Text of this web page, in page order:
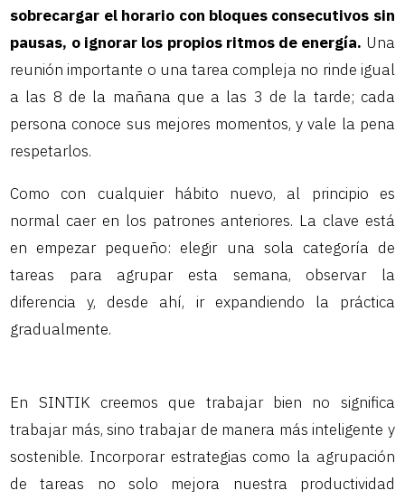
sobrecargar el horario con bloques consecutivos sin
pausas, o ignorar los propios ritmos de energía. Una
reunión importante o una tarea compleja no rinde igual
a las 8 de la mañana que a las 3 de la tarde; cada
persona conoce sus mejores momentos, y vale la pena
respetarlos.
Como con cualquier hábito nuevo, al principio es
normal caer en los patrones anteriores. La clave está
en empezar pequeño: elegir una sola categoría de
tareas para agrupar esta semana, observar la
diferencia y, desde ahí, ir expandiendo la práctica
gradualmente.
En SINTIK creemos que trabajar bien no significa
trabajar más, sino trabajar de manera más inteligente y
sostenible. Incorporar estrategias como la agrupación
de tareas no solo mejora nuestra productividad